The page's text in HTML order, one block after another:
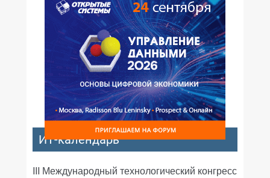
ИТ-календарь
III Международный технологический конгресс